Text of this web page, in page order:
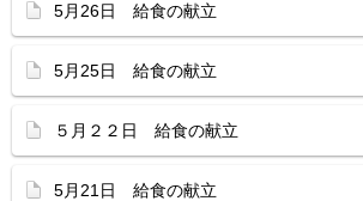
5月26日 給食の献立
5月25日 給食の献立
５月２２日 給食の献立
5月21日 給食の献立